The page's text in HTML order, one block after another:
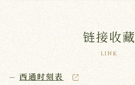
链接收藏
LINK
西通时刻表